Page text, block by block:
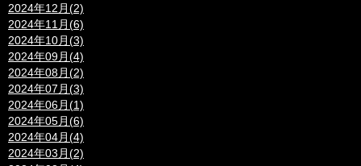
2024年12月(2)
2024年11月(6)
2024年10月(3)
2024年09月(4)
2024年08月(2)
2024年07月(3)
2024年06月(1)
2024年05月(6)
2024年04月(4)
2024年03月(2)